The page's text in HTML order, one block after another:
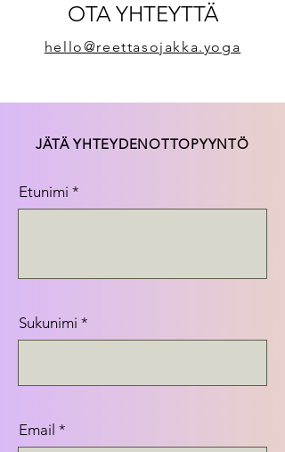
OTA YHTEYTTÄ
hello@reettasojakka.yoga
JÄTÄ YHTEYDENOTTOPYYNTÖ
Etunimi
Sukunimi
Email